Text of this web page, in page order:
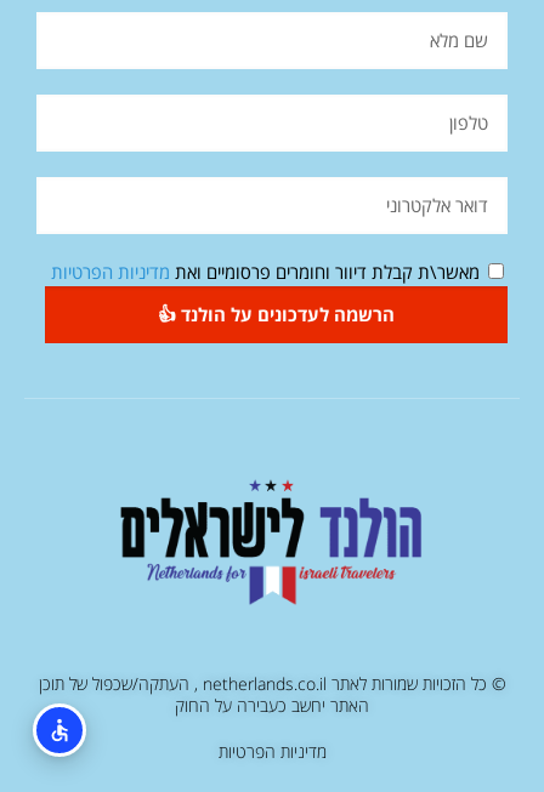
מאשר\ת קבלת דיוור וחומרים פרסומיים ואת מדיניות הפרטיות
הרשמה לעדכונים על הולנד 👍
© כל הזכויות שמורות לאתר netherlands.co.il , העתקה/שכפול של תוכן
האתר יחשב כעבירה על החוק
מדיניות הפרטיות